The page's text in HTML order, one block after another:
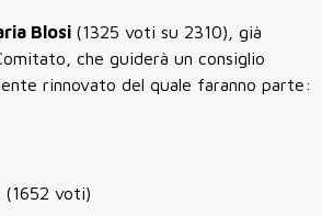
Blosi (1325 voti su 2310), già
che guiderà un consiglio
rinnovato del quale faranno parte:
(1652 voti)